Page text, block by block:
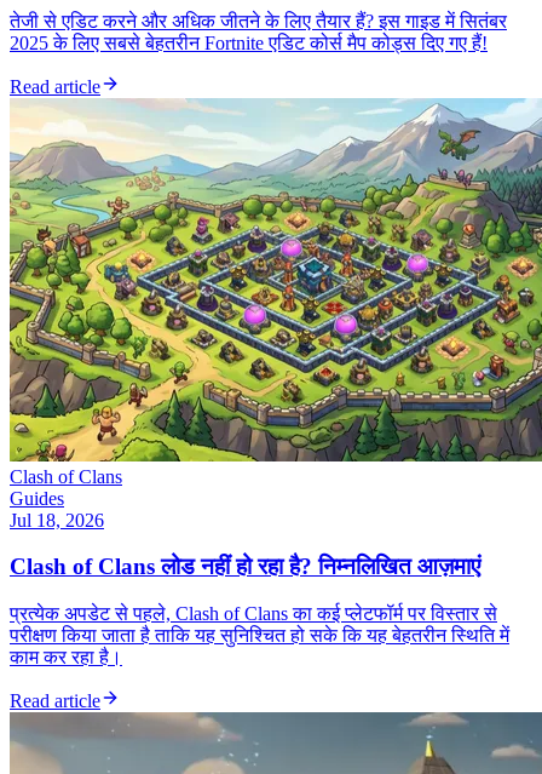
तेजी से एडिट करने और अधिक जीतने के लिए तैयार हैं? इस गाइड में सितंबर
2025 के लिए सबसे बेहतरीन Fortnite एडिट कोर्स मैप कोड्स दिए गए हैं!
Read article
Clash of Clans
Guides
Jul 18, 2026
Clash of Clans लोड नहीं हो रहा है? निम्नलिखित आज़माएं
प्रत्येक अपडेट से पहले, Clash of Clans का कई प्लेटफॉर्म पर विस्तार से
परीक्षण किया जाता है ताकि यह सुनिश्चित हो सके कि यह बेहतरीन स्थिति में
काम कर रहा है।
Read article